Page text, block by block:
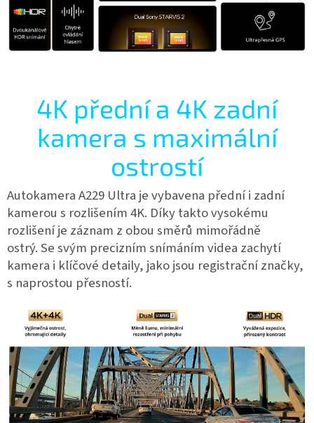
4K přední a 4K zadní
kamera s maximální
ostrostí
Autokamera A229 Ultra je vybavena přední i zadní
kamerou s rozlišením 4K. Díky takto vysokému
rozlišení je záznam z obou směrů mimořádně
ostrý. Se svým precizním snímáním videa zachytí
kamera i klíčové detaily, jako jsou registrační značky,
s naprostou přesností.